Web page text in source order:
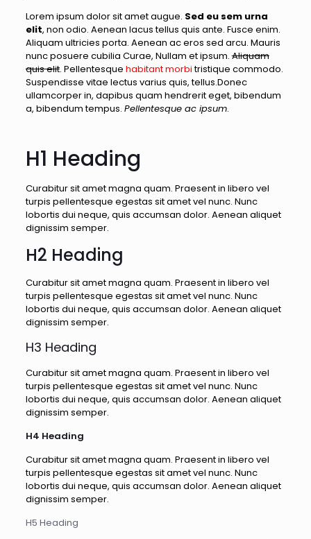
Lorem ipsum dolor sit amet augue. Sed eu sem urna
elit, non odio. Aenean lacus tellus quis ante. Fusce enim.
Aliquam ultricies porta. Aenean ac eros sed arcu. Mauris
nunc posuere cubilia Curae, Nullam et ipsum.Aliquam
quis elit. Pellentesque habitant morbitristique commodo.
Suspendisse vitae lectus varius quis, tellus.Donec
ullamcorper in, dapibus quam hendrerit eget, bibendum
a, bibendum tempus. Pellentesque ac ipsum.
H1 Heading
Curabitur sit amet magna quam. Praesent in libero vel
turpis pellentesque egestas sit amet vel nunc. Nunc
lobortis dui neque, quis accumsan dolor. Aenean aliquet
dignissim semper.
H2 Heading
Curabitur sit amet magna quam. Praesent in libero vel
turpis pellentesque egestas sit amet vel nunc. Nunc
lobortis dui neque, quis accumsan dolor. Aenean aliquet
dignissim semper.
H3 Heading
Curabitur sit amet magna quam. Praesent in libero vel
turpis pellentesque egestas sit amet vel nunc. Nunc
lobortis dui neque, quis accumsan dolor. Aenean aliquet
dignissim semper.
H4 Heading
Curabitur sit amet magna quam. Praesent in libero vel
turpis pellentesque egestas sit amet vel nunc. Nunc
lobortis dui neque, quis accumsan dolor. Aenean aliquet
dignissim semper.
H5 Heading